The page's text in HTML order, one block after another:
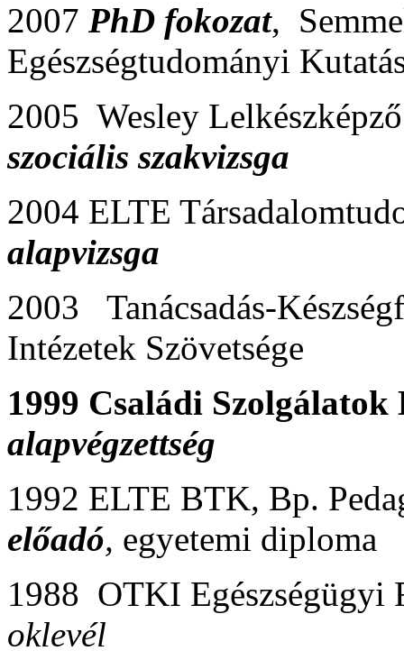
2007 PhD fokozat,
Egészségtudományi
2005 Wesley
szociális szakvizsga
2004 ELTE
alapvizsga
2003 Tanácsadás-
Intézetek Szövetsége
1999 Családi
alapvégzettség
1992 ELTE BTK, Bp.
előadó, egyetemi diploma
1988 OTKI
oklevél